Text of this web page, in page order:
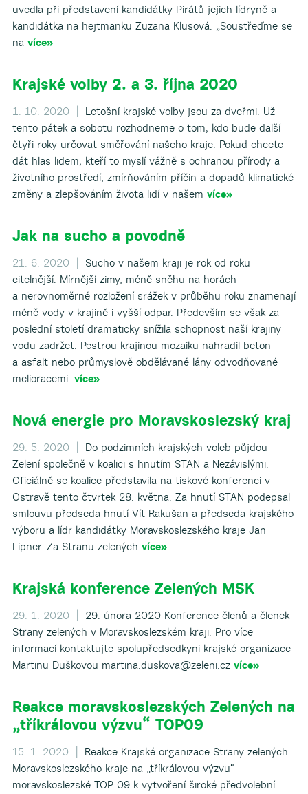
uvedla při představení kandidátky Pirátů jejich lídryně a
kandidátka na hejtmanku Zuzana Klusová. „Soustřeďme se
na více»
Krajské volby 2. a 3. října 2020
1. 10. 2020 |
Letošní krajské volby jsou za dveřmi. Už
tento pátek a sobotu rozhodneme o tom, kdo bude další
čtyři roky určovat směřování našeho kraje. Pokud chcete
dát hlas lidem, kteří to myslí vážně s ochranou přírody a
životního prostředí, zmírňováním příčin a dopadů klimatické
změny a zlepšováním života lidí v našem více»
Jak na sucho a povodně
21. 6. 2020 |
Sucho v našem kraji je rok od roku
citelnější. Mírnější zimy, méně sněhu na horách
a nerovnoměrné rozložení srážek v průběhu roku znamenají
méně vody v krajině i vyšší odpar. Především se však za
poslední století dramaticky snížila schopnost naší krajiny
vodu zadržet. Pestrou krajinou mozaiku nahradil beton
a asfalt nebo průmyslově obdělávané lány odvodňované
melioracemi. více»
Nová energie pro Moravskoslezský kraj
29. 5. 2020 |
Do podzimních krajských voleb půjdou
Zelení společně v koalici s hnutím STAN a Nezávislými.
Oficiálně se koalice představila na tiskové konferenci v
Ostravě tento čtvrtek 28. května. Za hnutí STAN podepsal
smlouvu předseda hnutí Vít Rakušan a předseda krajského
výboru a lídr kandidátky Moravskoslezského kraje Jan
Lipner. Za Stranu zelených více»
Krajská konference Zelených MSK
29. 1. 2020 |
29. února 2020 Konference členů a členek
Strany zelených v Moravskoslezském kraji. Pro více
informací kontaktujte spolupředsedkyni krajské organizace
Martinu Duškovou martina.duskova@zeleni.cz více»
Reakce moravskoslezských Zelených na
„tříkrálovou výzvu“ TOP09
15. 1. 2020 |
Reakce Krajské organizace Strany zelených
Moravskoslezského kraje na „tříkrálovou výzvu“
moravskoslezské TOP 09 k vytvoření široké předvolební